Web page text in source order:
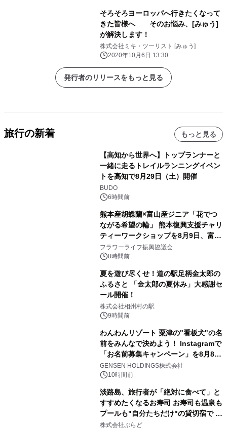
そろそろヨーロッパへ行きたくなって
きた皆様へ そのお悩み、[みゅう]
が解決します！
株式会社ミキ・ツーリスト [みゅう]
2020年10月6日 13:30
発行者のリリースをもっと見る
旅行の新着 もっと見る
【高知から世界へ】トップランナーと
一緒に走るトレイルランニングイベン
トを高知で8月29日（土）開催
BUDO
6時間前
熊本産胡蝶蘭×富山産ジニア「花でつ
ながる希望の輪」 熊本復興支援チャリ
ティーワークショップを8月9日、富
山・射水で開催
フラワーライフ振興協議会
8時間前
夏を遊び尽くせ！道の駅足柄金太郎の
ふるさと 「金太郎の夏休み」大感謝セ
ール開催！
株式会社相州村の駅
9時間前
わんわんリゾート 粟津の"看板犬"の名
前をみんなで決めよう！ Instagramで
「お名前募集キャンペーン」を8月8日
(土)より開催
GENSEN HOLDINGS株式会社
10時間前
淡路島、旅行者が「絶対に食べて」と
すすめたくなるお寿司 お寿司も温泉も
プールも"自分たちだけ"の貸切宿で 1
日1組限定「岩屋温泉 絵島別庭 海と
株式会社ぷらど